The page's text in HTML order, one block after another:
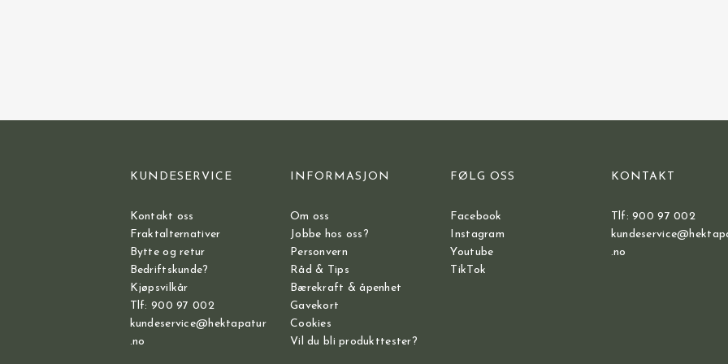
KUNDESERVICE
Kontakt oss
Fraktalternativer
Bytte og retur
Bedriftskunde?
Kjøpsvilkår
Tlf: 900 97 002
kundeservice@hektapatur
.no
INFORMASJON
Om oss
Jobbe hos oss?
Personvern
Råd & Tips
Bærekraft & åpenhet
Gavekort
Cookies
Vil du bli produkttester?
FØLG OSS
Facebook
Instagram
Youtube
TikTok
KONTAKT
Tlf: 900 97 002
.no